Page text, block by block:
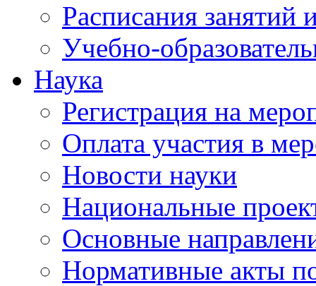
Расписания занятий
Учебно-
Наука
Регистрация на
Оплата участия в
Новости науки
Национальные
Основные
Нормативные акты